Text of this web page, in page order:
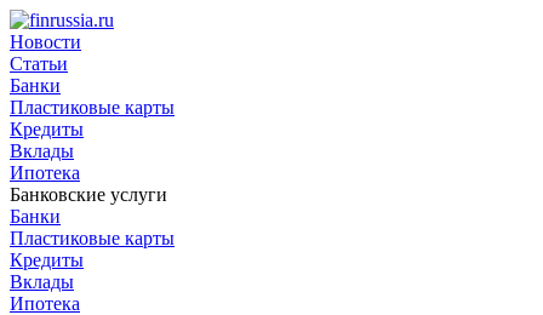
Новости
Статьи
Банки
Пластиковые карты
Кредиты
Вклады
Ипотека
Банковские услуги
Банки
Пластиковые карты
Кредиты
Вклады
Ипотека